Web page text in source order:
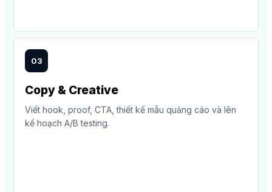
03
Copy & Creative
Viết hook, proof, CTA, thiết kế mẫu quảng cáo và lên
kế hoạch A/B testing.